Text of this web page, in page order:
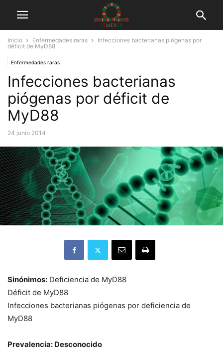
Inicio Enfermedades raras
Infecciones bacterianas piógenas por
déficit de MyD88
Enfermedades raras
Infecciones bacterianas
piógenas por déficit de
MyD88
24 junio 2014
Sinónimos: Deficiencia de MyD88
Déficit de MyD88
Infecciones bacterianas piógenas por deficiencia de
MyD88
Prevalencia: Desconocido